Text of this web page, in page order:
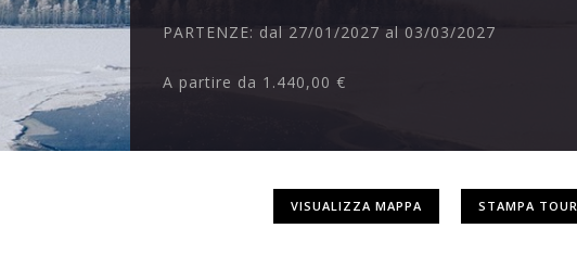
PARTENZE:dal 27/01/2027 al 03/03/2027
A partire da 1.440,00 €
VISUALIZZA MAPPA STAMPA TOUR